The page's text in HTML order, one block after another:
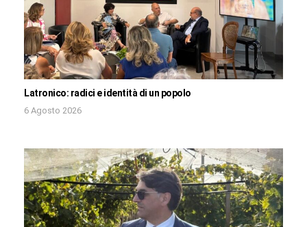
Latronico: radici e identità di un popolo
6 Agosto 2026